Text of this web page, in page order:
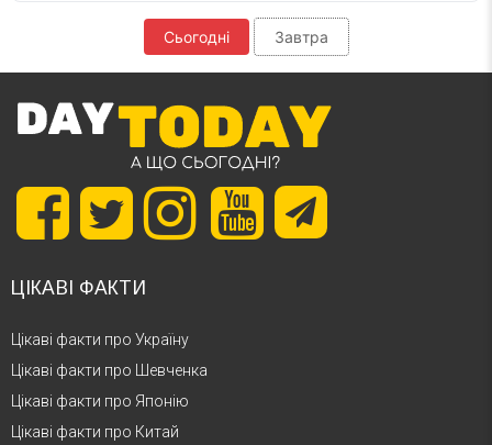
Сьогодні Завтра
ЦІКАВІ ФАКТИ
Цікаві факти про Україну
Цікаві факти про Шевченка
Цікаві факти про Японію
Цікаві факти про Китай